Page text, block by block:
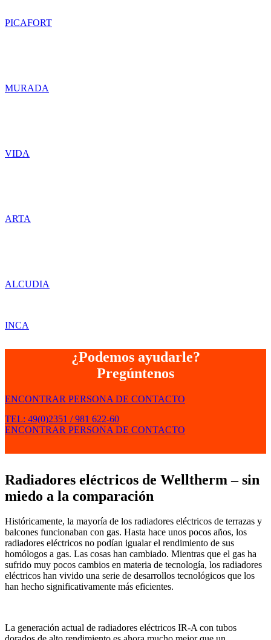
PICAFORT
MURADA
VIDA
ARTA
ALCUDIA
INCA
¿Podemos ayudarle?
Pregúntenos
ENCONTRAR PERSONA DE CONTACTO
TEL: 49(0)2351 / 981 622-60
ENCONTRAR PERSONA DE CONTACTO
Radiadores eléctricos de Welltherm – sin
miedo a la comparación
Históricamente, la mayoría de los radiadores eléctricos de terrazas y
balcones funcionaban con gas. Hasta hace unos pocos años, los
radiadores eléctricos no podían igualar el rendimiento de sus
homólogos a gas. Las cosas han cambiado. Mientras que el gas ha
sufrido muy pocos cambios en materia de tecnología, los radiadores
eléctricos han vivido una serie de desarrollos tecnológicos que los
han hecho significativamente más eficientes.
La generación actual de radiadores eléctricos IR-A con tubos